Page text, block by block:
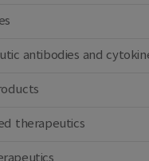
antibodies and
therapeutics